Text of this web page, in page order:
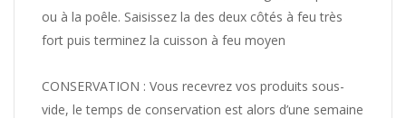
ou à la poêle. Saisissez la des deux côtés à feu très
fort puis terminez la cuisson à feu moyen
CONSERVATION : Vous recevrez vos produits sous-
vide, le temps de conservation est alors d’une semaine